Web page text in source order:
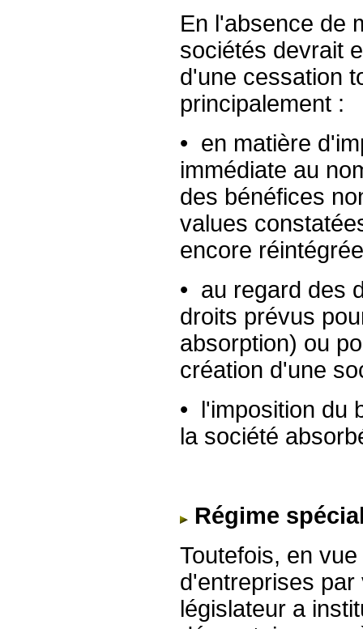
En l'absence de
sociétés devrait
d'une cessation
principalement :
• en matière
immédiate au
des bénéfices
values
encore
• au regard des
droits prévus
absorption) ou
création d'une
• l'imposition du
la société
Régime
Toutefois, en
d'entreprises
législateur a